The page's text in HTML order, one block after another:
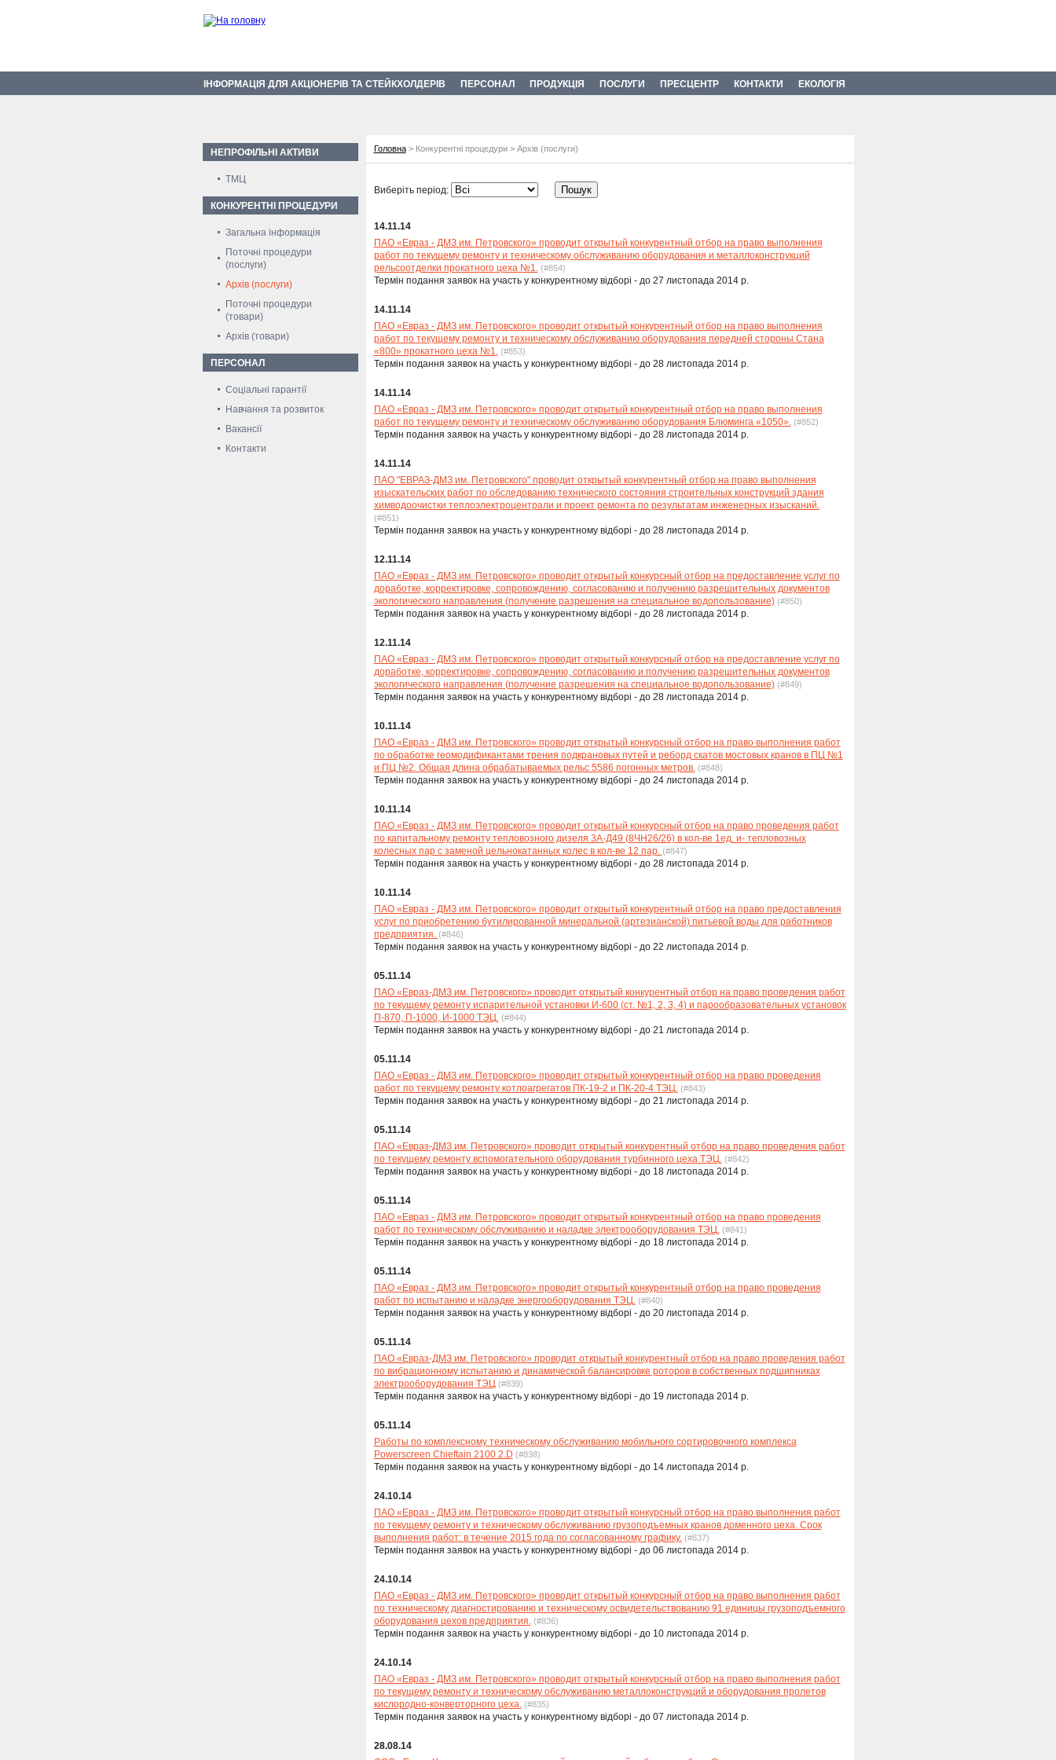
ІНФОРМАЦІЯ ДЛЯ АКЦІОНЕРІВ ТА СТЕЙКХОЛДЕРІВ ПЕРСОНАЛ ПРОДУКЦІЯ ПОСЛУГИ ПРЕСЦЕНТР КОНТАКТИ ЕКОЛОГІЯ
НЕПРОФІЛЬНІ АКТИВИ
ТМЦ
КОНКУРЕНТНІ ПРОЦЕДУРИ
Загальна інформація
Поточні процедури
(послуги)
Архів (послуги)
Поточні процедури
(товари)
Архів (товари)
ПЕРСОНАЛ
Соціальні гарантії
Навчання та розвиток
Вакансії
Контакти
Головна> Конкурентні процедури > Архів (послуги)
Виберіть період:
14.11.14
ПАО «Евраз - ДМЗ им. Петровского» проводит открытый конкурентный отбор на право выполнения
работ по текущему ремонту и техническому обслуживанию оборудования и металлоконструкций
рельсоотделки прокатного цеха №1. (#854)
Термін подання заявок на участь у конкурентному відборі - до 27 листопада 2014 р.
14.11.14
ПАО «Евраз - ДМЗ им. Петровского» проводит открытый конкурентный отбор на право выполнения
работ по текущему ремонту и техническому обслуживанию оборудования передней стороны Стана
«800» прокатного цеха №1. (#853)
Термін подання заявок на участь у конкурентному відборі - до 28 листопада 2014 р.
14.11.14
ПАО «Евраз - ДМЗ им. Петровского» проводит открытый конкурентный отбор на право выполнения
работ по текущему ремонту и техническому обслуживанию оборудования Блюминга «1050». (#852)
Термін подання заявок на участь у конкурентному відборі - до 28 листопада 2014 р.
14.11.14
ПАО "ЕВРАЗ-ДМЗ им. Петровского" проводит открытый конкурентный отбор на право выполнения
изыскательских работ по обследованию технического состояния строительных конструкций здания
химводоочистки теплоэлектроцентрали и проект ремонта по результатам инженерных изысканий.
(#851)
Термін подання заявок на участь у конкурентному відборі - до 28 листопада 2014 р.
12.11.14
ПАО «Евраз - ДМЗ им. Петровского» проводит открытый конкурсный отбор на предоставление услуг по
доработке, корректировке, сопровождению, согласованию и получению разрешительных документов
экологического направления (получение разрешения на специальное водопользование)(#850)
Термін подання заявок на участь у конкурентному відборі - до 28 листопада 2014 р.
12.11.14
ПАО «Евраз - ДМЗ им. Петровского» проводит открытый конкурсный отбор на предоставление услуг по
доработке, корректировке, сопровождению, согласованию и получению разрешительных документов
экологического направления (получение разрешения на специальное водопользование)(#849)
Термін подання заявок на участь у конкурентному відборі - до 28 листопада 2014 р.
10.11.14
ПАО «Евраз - ДМЗ им. Петровского» проводит открытый конкурсный отбор на право выполнения работ
по обработке геомодификантами трения подкрановых путей и реборд скатов мостовых кранов в ПЦ №1
и ПЦ №2. Общая длина обрабатываемых рельс 5586 погонных метров. (#848)
Термін подання заявок на участь у конкурентному відборі - до 24 листопада 2014 р.
10.11.14
ПАО «Евраз - ДМЗ им. Петровского» проводит открытый конкурсный отбор на право проведения работ
по капитальному ремонту тепловозного дизеля 3А-Д49 (8ЧН26/26) в кол-ве 1ед. и- тепловозных
колесных пар с заменой цельнокатанных колес в кол-ве 12 пар. (#847)
Термін подання заявок на участь у конкурентному відборі - до 28 листопада 2014 р.
10.11.14
ПАО «Евраз - ДМЗ им. Петровского» проводит открытый конкурентный отбор на право предоставления
услуг по приобретению бутилированной минеральной (артезианской) питьевой воды для работников
предприятия. (#846)
Термін подання заявок на участь у конкурентному відборі - до 22 листопада 2014 р.
05.11.14
ПАО «Евраз-ДМЗ им. Петровского» проводит открытый конкурентный отбор на право проведения работ
по текущему ремонту испарительной установки И-600 (ст. №1, 2, 3, 4) и парообразовательных установок
П-870, П-1000, И-1000 ТЭЦ. (#844)
Термін подання заявок на участь у конкурентному відборі - до 21 листопада 2014 р.
05.11.14
ПАО «Евраз - ДМЗ им. Петровского» проводит открытый конкурентный отбор на право проведения
работ по текущему ремонту котлоагрегатов ПК-19-2 и ПК-20-4 ТЭЦ. (#843)
Термін подання заявок на участь у конкурентному відборі - до 21 листопада 2014 р.
05.11.14
ПАО «Евраз-ДМЗ им. Петровского» проводит открытый конкурентный отбор на право проведения работ
по текущему ремонту вспомогательного оборудования турбинного цеха ТЭЦ. (#842)
Термін подання заявок на участь у конкурентному відборі - до 18 листопада 2014 р.
05.11.14
ПАО «Евраз - ДМЗ им. Петровского» проводит открытый конкурентный отбор на право проведения
работ по техническому обслуживанию и наладке электрооборудования ТЭЦ. (#841)
Термін подання заявок на участь у конкурентному відборі - до 18 листопада 2014 р.
05.11.14
ПАО «Евраз - ДМЗ им. Петровского» проводит открытый конкурентный отбор на право проведения
работ по испытанию и наладке энергооборудования ТЭЦ. (#840)
Термін подання заявок на участь у конкурентному відборі - до 20 листопада 2014 р.
05.11.14
ПАО «Евраз-ДМЗ им. Петровского» проводит открытый конкурентный отбор на право проведения работ
по вибрационному испытанию и динамической балансировке роторов в собственных подшипниках
электрооборудования ТЭЦ (#839)
Термін подання заявок на участь у конкурентному відборі - до 19 листопада 2014 р.
05.11.14
Работы по комплексному техническому обслуживанию мобильного сортировочного комплекса
Powerscreen Chieftain 2100 2.D (#838)
Термін подання заявок на участь у конкурентному відборі - до 14 листопада 2014 р.
24.10.14
ПАО «Евраз - ДМЗ им. Петровского» проводит открытый конкурсный отбор на право выполнения работ
по текущему ремонту и техническому обслуживанию грузоподъемных кранов доменного цеха. Срок
выполнения работ: в течение 2015 года по согласованному графику. (#837)
Термін подання заявок на участь у конкурентному відборі - до 06 листопада 2014 р.
24.10.14
ПАО «Евраз - ДМЗ им. Петровского» проводит открытый конкурсный отбор на право выполнения работ
по техническому диагностированию и техническому освидетельствованию 91 единицы грузоподъемного
оборудования цехов предприятия. (#836)
Термін подання заявок на участь у конкурентному відборі - до 10 листопада 2014 р.
24.10.14
ПАО «Евраз - ДМЗ им. Петровского» проводит открытый конкурсный отбор на право выполнения работ
по текущему ремонту и техническому обслуживанию металлоконструкций и оборудования пролетов
кислородно-конверторного цеха. (#835)
Термін подання заявок на участь у конкурентному відборі - до 07 листопада 2014 р.
28.08.14